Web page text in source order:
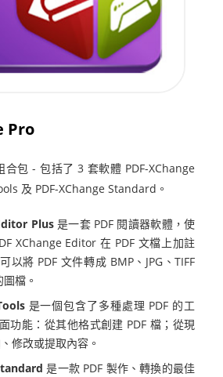
Pro
合包 - 包括了 3 套軟體 PDF-XChange
及 PDF-XChange Standard。
Plus是一套 PDF 閱讀器軟體，使
XChange Editor 在 PDF 文檔上加註
以將 PDF 文件轉成 BMP、JPG、TIFF
檔。
是一個包含了多種處理 PDF 的工
功能：從其他格式創建 PDF 檔；從現
修改或提取內容。
是一款 PDF 製作、轉換的最佳